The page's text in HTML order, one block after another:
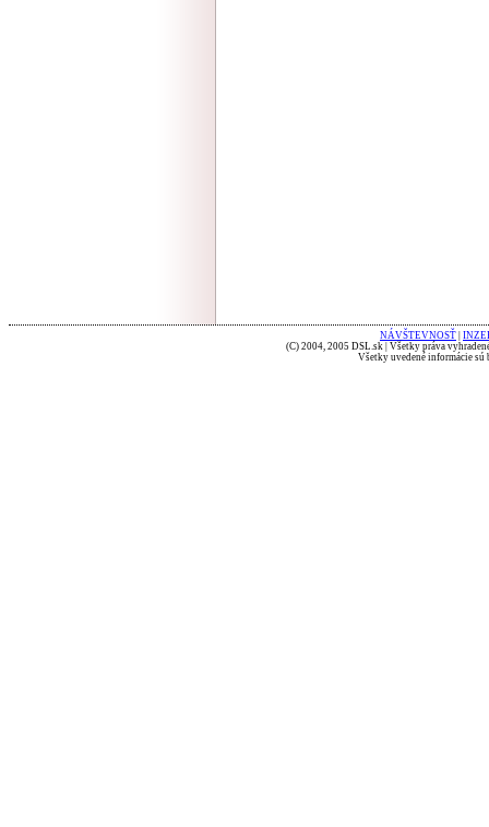
NÁVŠTEVNOSŤ
(C) 2004, 2005 DSL.sk | Všetky práva
Všetky uvedené informácie sú